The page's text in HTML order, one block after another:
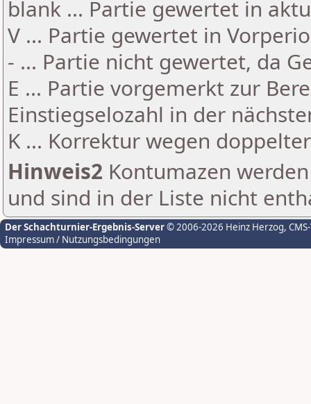
blank ... Partie gewertet in
V ... Partie gewertet in
- ... Partie nicht gewertet, da
E ... Partie vorgemerkt zur
Einstiegselozahl in der
K ... Korrektur wegen
Hinweis2 Kontumazen
und sind in der Liste nicht
Der Schachturnier-Ergebnis-Server© 2006-2026 Heinz Herzog,
Impressum / Nutzungsbedingungen